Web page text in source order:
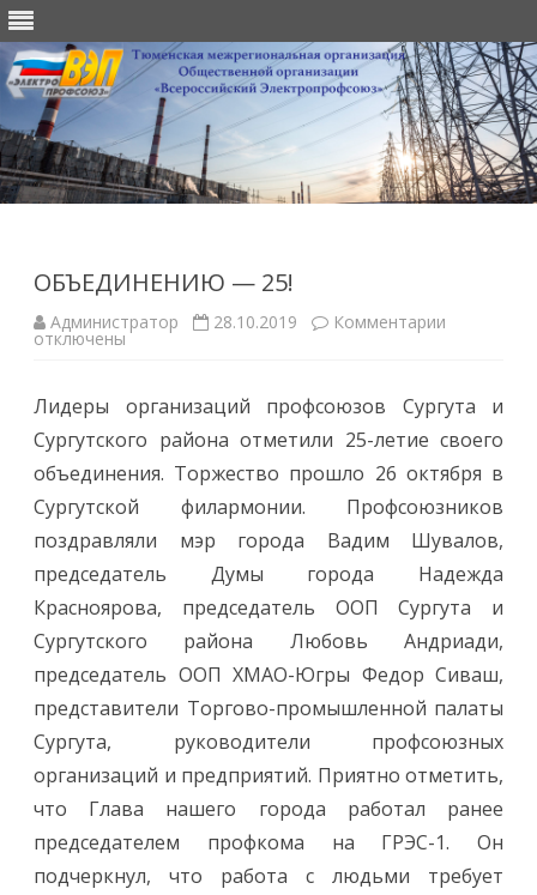
ОБЪЕДИНЕНИЮ — 25!
Администратор 28.10.2019 Комментарии
отключены
Лидеры организаций профсоюзов Сургута и
Сургутского района отметили 25-летие своего
объединения. Торжество прошло 26 октября в
Сургутской филармонии. Профсоюзников
поздравляли мэр города Вадим Шувалов,
председатель Думы города Надежда
Красноярова, председатель ООП Сургута и
Сургутского района Любовь Андриади,
председатель ООП ХМАО-Югры Федор Сиваш,
представители Торгово-промышленной палаты
Сургута, руководители профсоюзных
организаций и предприятий. Приятно отметить,
что Глава нашего города работал ранее
председателем профкома на ГРЭС-1. Он
подчеркнул, что работа с людьми требует